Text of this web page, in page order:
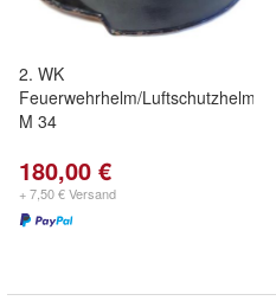
2. WK
Feuerwehrhelm/Luftschutzhelm
M 34
180,00 €
+ 7,50 € Versand